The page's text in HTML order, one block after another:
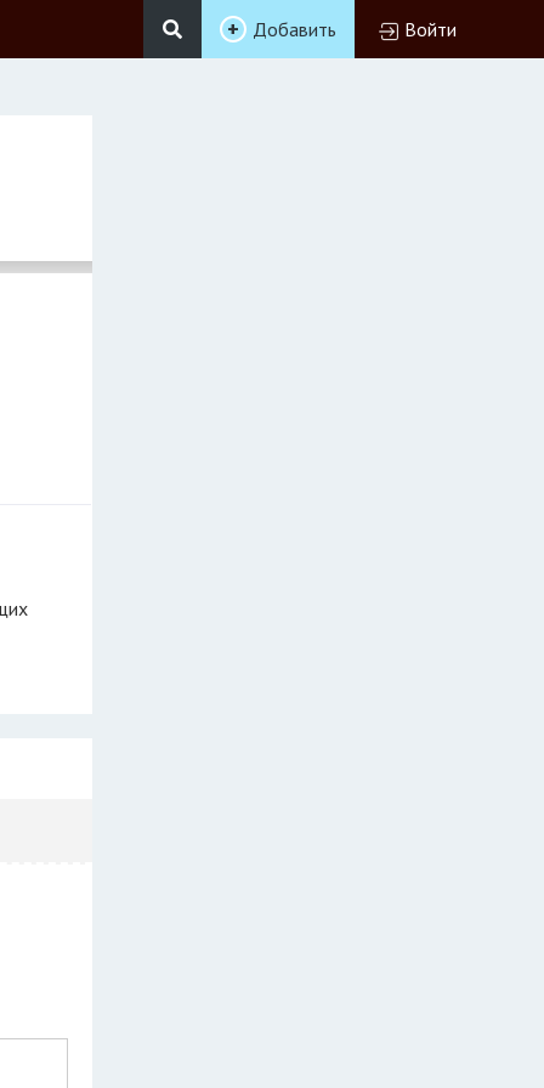
Добавить Войти